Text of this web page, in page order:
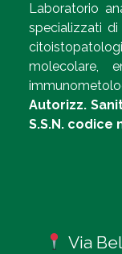
Laboratorio
specializzati
molecolare,
Autorizz.
S.S.N. codice
Via